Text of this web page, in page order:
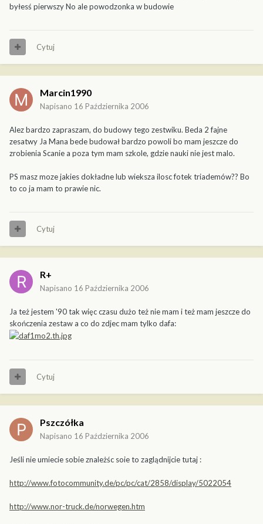
byłesś pierwszy No ale powodzonka w budowie
Cytuj
Marcin1990
Napisano 16 Października 2006
Alez bardzo zapraszam, do budowy tego zestwiku. Beda 2 fajne
zesatwy Ja Mana bede budował bardzo powoli bo mam jeszcze do
zrobienia Scanie a poza tym mam szkole, gdzie nauki nie jest malo.
PS masz moze jakies dokładne lub wieksza ilosc fotek triademów?? Bo
to co ja mam to prawie nic.
Cytuj
R+
Napisano 16 Października 2006
Ja też jestem '90 tak więc czasu dużo też nie mam i też mam jeszcze do
skończenia zestaw a co do zdjec mam tylko dafa:
Cytuj
Pszczółka
Napisano 16 Października 2006
Jeśli nie umiecie sobie znależśc soie to zaglądnijcie tutaj :
http://www.fotocommunity.de/pc/pc/cat/2858/display/5022054
http://www.nor-truck.de/norwegen.htm